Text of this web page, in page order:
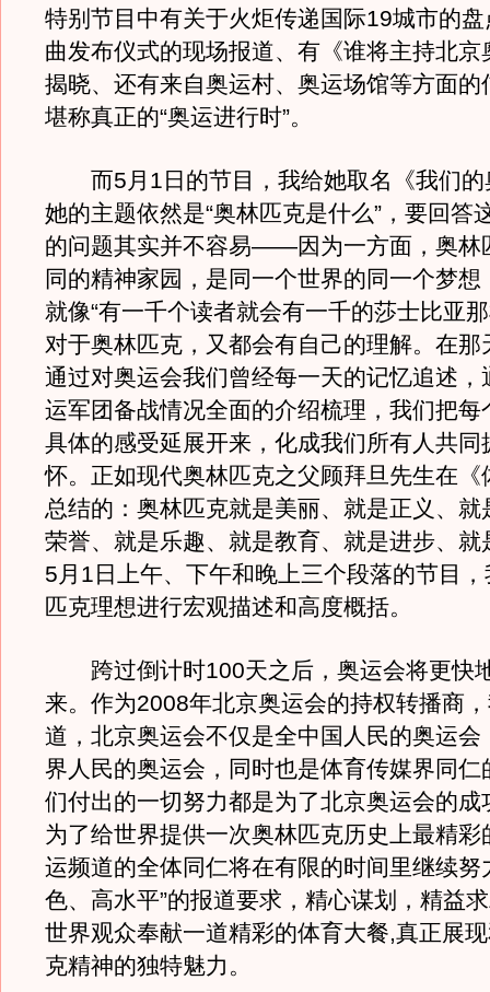
特别节目中有关于火炬传递国际19城市的
曲发布仪式的现场报道、有《谁将主持北京
揭晓、还有来自奥运村、奥运场馆等方面的
堪称真正的“奥运进行时”。
而5月1日的节目，我给她取名《我们的
她的主题依然是“奥林匹克是什么”，要回答
的问题其实并不容易——因为一方面，奥林
同的精神家园，是同一个世界的同一个梦想
就像“有一千个读者就会有一千的莎士比亚
对于奥林匹克，又都会有自己的理解。在那
通过对奥运会我们曾经每一天的记忆追述，
运军团备战情况全面的介绍梳理，我们把每
具体的感受延展开来，化成我们所有人共同
怀。正如现代奥林匹克之父顾拜旦先生在《
总结的：奥林匹克就是美丽、就是正义、就
荣誉、就是乐趣、就是教育、就是进步、就
5月1日上午、下午和晚上三个段落的节目
匹克理想进行宏观描述和高度概括。
跨过倒计时100天之后，奥运会将更快
来。作为2008年北京奥运会的持权转播商
道，北京奥运会不仅是全中国人民的奥运会
界人民的奥运会，同时也是体育传媒界同仁
们付出的一切努力都是为了北京奥运会的成
为了给世界提供一次奥林匹克历史上最精彩
运频道的全体同仁将在有限的时间里继续努
色、高水平”的报道要求，精心谋划，精益
世界观众奉献一道精彩的体育大餐,真正展
克精神的独特魅力。